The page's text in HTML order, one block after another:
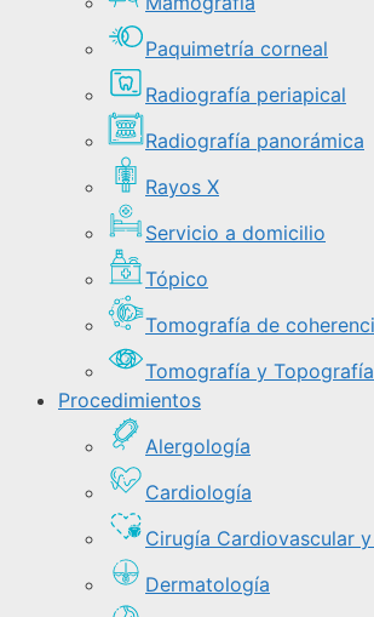
Paquimetría corneal
Radiografía periapical
Radiografía panorámica
Rayos X
Servicio a domicilio
Tópico
Tomografía de
Tomografía y
Procedimientos
Alergología
Cardiología
Cirugía
Dermatología